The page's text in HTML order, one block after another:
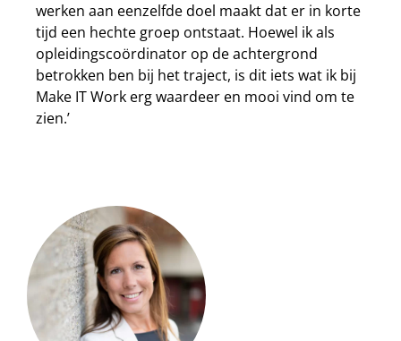
werken aan eenzelfde doel maakt dat er in korte
tijd een hechte groep ontstaat. Hoewel ik als
opleidingscoördinator op de achtergrond
betrokken ben bij het traject, is dit iets wat ik bij
Make IT Work erg waardeer en mooi vind om te
zien.’